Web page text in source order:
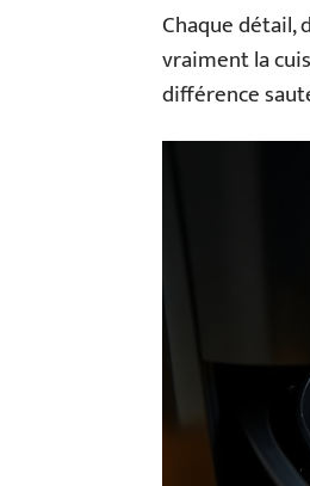
Chaque détail,
vraiment la
différence